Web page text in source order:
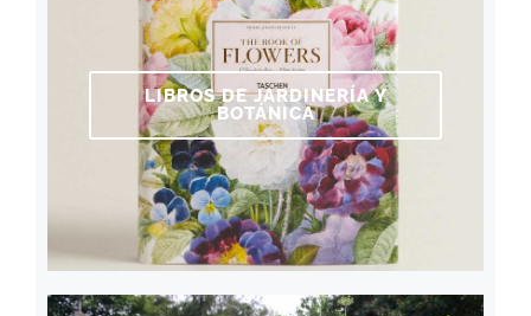
LIBROS DE JARDINERÍA Y
BOTÁNICA